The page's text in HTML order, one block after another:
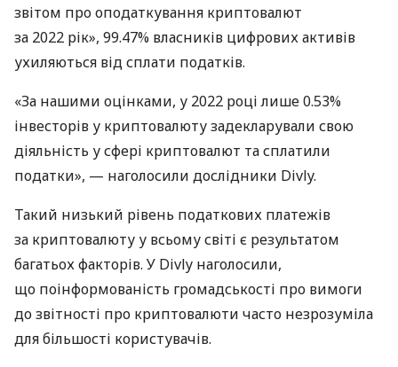
звітом про оподаткування криптовалют
за 2022 рік», 99.47% власників цифрових активів
ухиляються від сплати податків.
«За нашими оцінками, у 2022 році лише 0.53%
інвесторів у криптовалюту задекларували свою
діяльність у сфері криптовалют та сплатили
податки», — наголосили дослідники Divly.
Такий низький рівень податкових платежів
за криптовалюту у всьому світі є результатом
багатьох факторів. У Divly наголосили,
що поінформованість громадськості про вимоги
до звітності про криптовалюти часто незрозуміла
для більшості користувачів.